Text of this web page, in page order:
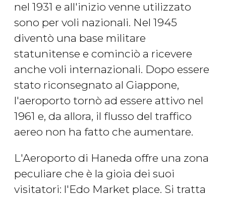
nel 1931 e all'inizio venne utilizzato
sono per voli nazionali. Nel 1945
diventò una base militare
statunitense e cominciò a ricevere
anche voli internazionali. Dopo essere
stato riconsegnato al Giappone,
l'aeroporto tornò ad essere attivo nel
1961 e, da allora, il flusso del traffico
aereo non ha fatto che aumentare.
L'Aeroporto di Haneda offre una zona
peculiare che è la gioia dei suoi
visitatori: l'Edo Market place. Si tratta